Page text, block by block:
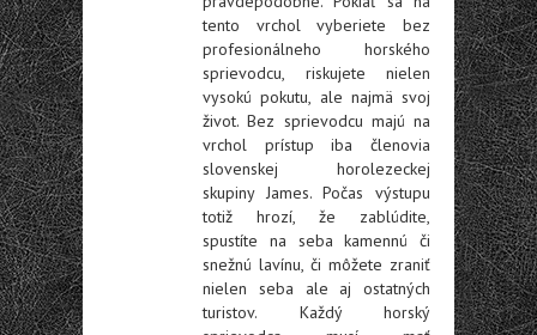
tento vrchol vyberiete bez
profesionálneho horského
sprievodcu, riskujete nielen
vysokú pokutu, ale najmä svoj
život. Bez sprievodcu majú na
vrchol prístup iba členovia
slovenskej horolezeckej
skupiny James. Počas výstupu
totiž hrozí, že zablúdite,
spustíte na seba kamennú či
snežnú lavínu, či môžete zraniť
nielen seba ale aj ostatných
turistov. Každý horský